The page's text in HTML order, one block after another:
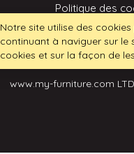
Politique des
www.my-furniture.com
Notre site utilise des
continuant à naviguer sur le
cookies et sur la façon de